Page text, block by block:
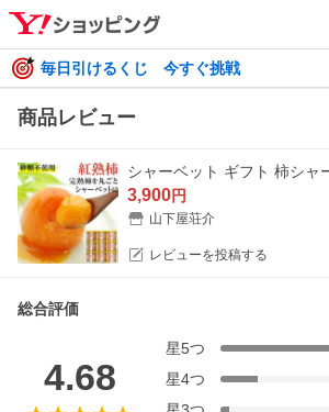
毎日引けるくじ 今すぐ挑戦
商品レビュー
3,900円
山下屋荘介
レビューを投稿する
総合評価
4.68
星5つ
星4つ